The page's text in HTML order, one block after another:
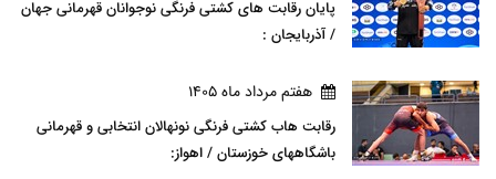
پایان رقابت های کشتی فرنگی نوجوانان قهرمانی جهان
/ آذربایجان :
هفتم مرداد ماه 1405
رقابت هاب کشتی فرنگی نونهالان انتخابی و قهرمانی
باشگاههای خوزستان / اهواز: